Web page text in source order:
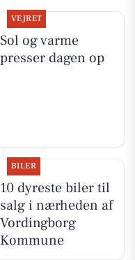
VEJRET
Sol og varme
presser dagen op
BILER
10 dyreste biler til
salg i nærheden af
Vordingborg
Kommune